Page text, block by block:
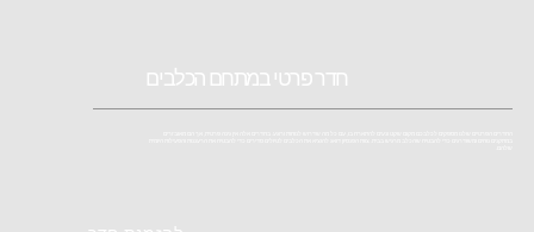
חדר פרטי במתחם הכלבים